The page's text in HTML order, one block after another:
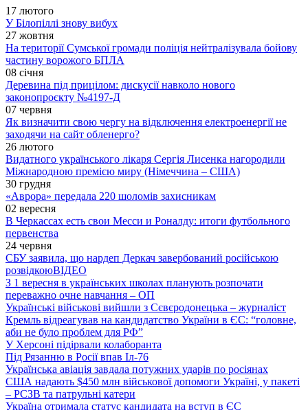
17 лютого
У Білопіллі знову вибух
27 жовтня
На території Сумської громади поліція нейтралізувала бойову
частину ворожого БПЛА
08 січня
Деревина під прицілом: дискусії навколо нового
законопроєкту №4197-Д
07 червня
Як визначити свою чергу на відключення електроенергії не
заходячи на сайт обленерго?
26 лютого
Видатного українського лікаря Сергія Лисенка нагородили
Міжнародною премією миру (Німеччина – США)
30 грудня
«Аврора» передала 220 шоломів захисникам
02 вересня
В Черкассах есть свои Месси и Роналду: итоги футбольного
первенства
24 червня
СБУ заявила, що нардеп Деркач завербований російською
розвідкоюВІДЕО
З 1 вересня в українських школах планують розпочати
переважно очне навчання – ОП
Українські військові вийшли з Сєвєродонецька – журналіст
Кремль відреагував на кандидатство України в ЄС: “головне,
аби не було проблем для РФ”
У Херсоні підірвали колаборанта
Під Рязанню в Росії впав Іл-76
Українська авіація завдала потужних ударів по росіянах
США надають $450 млн військової допомоги Україні, у пакеті
– РСЗВ та патрульні катери
Україна отримала статус кандидата на вступ в ЄС